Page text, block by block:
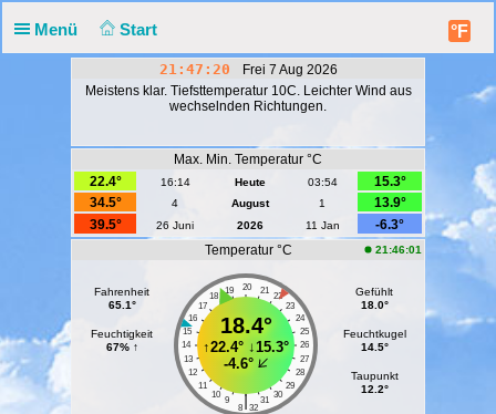
Menü Start °F
21:47:21
Frei 7 Aug 2026
Meistens klar. Tiefsttemperatur 10C. Leichter Wind aus
wechselnden Richtungen.
Max. Min. Temperatur °C
22.4°
16:14 Heute 03:54
15.3°
34.5°
4 August 1
13.9°
39.5°
26 Juni 2026 11 Jan
-6.3°
Temperatur °C
21:46:01
Fahrenheit
65.1°
Feuchtigkeit
67% ↑
20
19 21
18
22
17
23
16
24
15
25
14
26
13
27
12
28
11
29
10
30
9 31
|
8 32
18.4°
↑22.4° ↓15.3°
-4.6°
Gefühlt
18.0°
Feuchtkugel
14.5°
Taupunkt
12.2°